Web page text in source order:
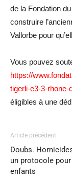
de la Fondation
construire
Vallorbe pour
Vous pouvez
https://
tigerli-e3-3-rhone-
éligibles à une
Article précédent
Doubs.
un protocole
enfants